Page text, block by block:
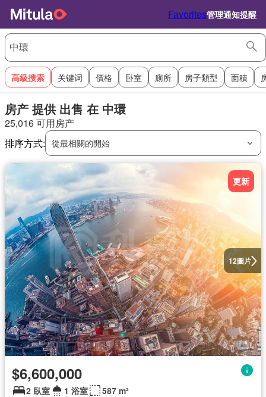
Favorites管理通知提醒
高級搜索 关键词 價格 卧室 廁所 房子類型 面積
房产 提供 出售 在 中環
25,016 可用房产
排序方式: 從最相關的開始
12圖片
更新
$6,600,000
2 臥室 1 浴室 587 m²